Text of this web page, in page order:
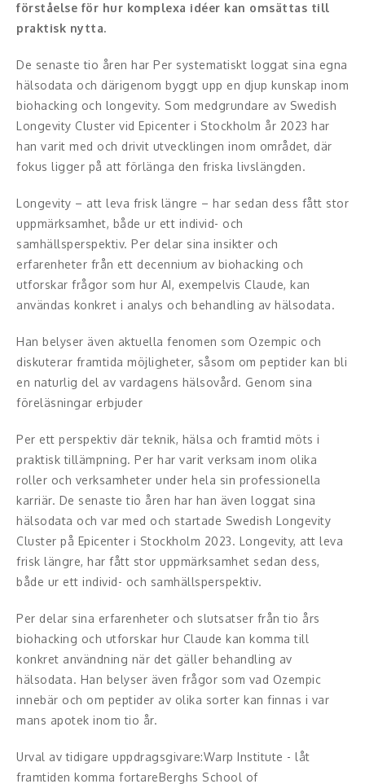
Konst
Middagsunderhållning
Something a Little Different
Underhållning
Affärsnytta
Effektivitet, framgång
Framtid, trender
kundfokus
Förändring, organisation,
organisationsutveckling
Hälsa, friskvård
Innovation, kreativitet, entreprenörskap,
intraprenörskap
Kommunikation och media
Ledarskap, medarbetarskap, HR
Målsättning, motivation, attityd
Mångfald och integration
Omvärld, politik, juridik
Pedagogik, skola, föräldraskap
förståelse för hur komplexa idéer kan omsättas till
praktisk nytta.
De senaste tio åren har Per systematiskt loggat sina egna
hälsodata och därigenom byggt upp en djup kunskap inom
biohacking och longevity. Som medgrundare av Swedish
Longevity Cluster vid Epicenter i Stockholm år 2023 har
han varit med och drivit utvecklingen inom området, där
fokus ligger på att förlänga den friska livslängden.
Longevity – att leva frisk längre – har sedan dess fått stor
uppmärksamhet, både ur ett individ- och
samhällsperspektiv. Per delar sina insikter och
erfarenheter från ett decennium av biohacking och
utforskar frågor som hur AI, exempelvis Claude, kan
användas konkret i analys och behandling av hälsodata.
Han belyser även aktuella fenomen som Ozempic och
diskuterar framtida möjligheter, såsom om peptider kan bli
en naturlig del av vardagens hälsovård. Genom sina
föreläsningar erbjuder
Per ett perspektiv där teknik, hälsa och framtid möts i
praktisk tillämpning. Per har varit verksam inom olika
roller och verksamheter under hela sin professionella
karriär. De senaste tio åren har han även loggat sina
hälsodata och var med och startade Swedish Longevity
Cluster på Epicenter i Stockholm 2023. Longevity, att leva
frisk längre, har fått stor uppmärksamhet sedan dess,
både ur ett individ- och samhällsperspektiv.
Per delar sina erfarenheter och slutsatser från tio års
biohacking och utforskar hur Claude kan komma till
konkret användning när det gäller behandling av
hälsodata. Han belyser även frågor som vad Ozempic
innebär och om peptider av olika sorter kan finnas i var
mans apotek inom tio år.
Urval av tidigare uppdragsgivare:Warp Institute - låt
framtiden komma fortareBerghs School of